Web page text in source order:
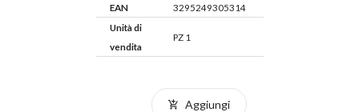
EAN
3295249305314
Unità di
vendita
PZ 1
Aggiungi